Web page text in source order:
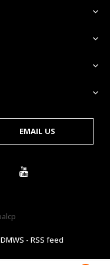
EMAIL US
DMWS - RSS feed